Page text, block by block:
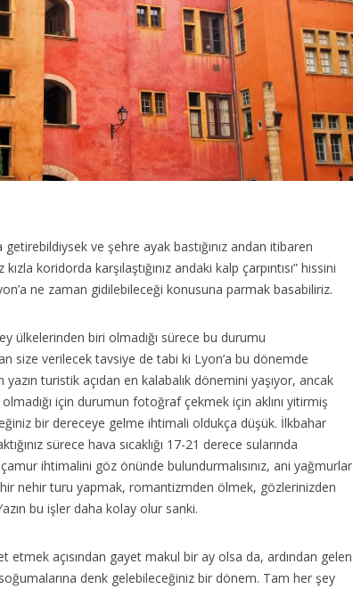
ve şehre ayak bastığınız andan itibaren
koridorda karşılaştığınız andaki kalp çarpıntısı” hissini
ne zaman gidilebileceği konusuna parmak basabiliriz.
ülkelerinden biri olmadığı sürece bu durumu
size verilecek tavsiye de tabi ki Lyon’a bu dönemde
turistik açıdan en kalabalık dönemini yaşıyor, ancak
için durumun fotoğraf çekmek için aklını yitirmiş
bir dereceye gelme ihtimali oldukça düşük. İlkbahar
sürece hava sıcaklığı 17-21 derece sularında
ihtimalini göz önünde bulundurmalısınız, ani yağmurlar
nehir turu yapmak, romantizmden ölmek, gözlerinizden
bu işler daha kolay olur sanki.
etmek açısından gayet makul bir ay olsa da, ardından gelen
denk gelebileceğiniz bir dönem. Tam her şey